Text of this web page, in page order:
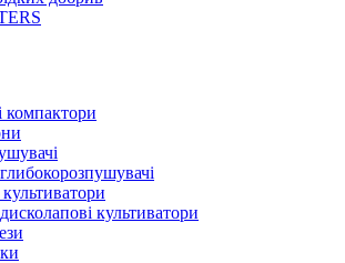
компактори
культиватори